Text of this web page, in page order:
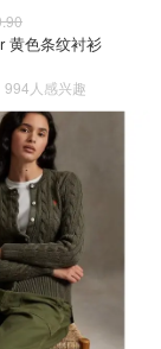
黄色条纹衬衫
994人感兴趣